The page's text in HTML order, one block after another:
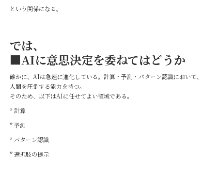
という関係になる。
では、
■AIに意思決定を委ねてはどうか
確かに、AIは急速に進化している。計算・予測・パターン認識において、
人間を圧倒する能力を持つ。
そのため、以下はAIに任せてよい領域である。
* 計算
* 予測
* パターン認識
* 選択肢の提示